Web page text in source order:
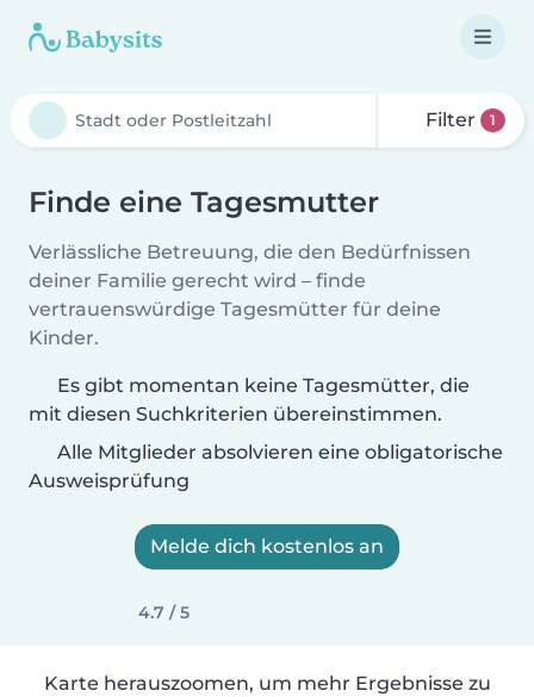
Filter 1
Finde eine Tagesmutter
Verlässliche Betreuung, die den Bedürfnissen
deiner Familie gerecht wird – finde
vertrauenswürdige Tagesmütter für deine
Kinder.
Es gibt momentan keine Tagesmütter, die
mit diesen Suchkriterien übereinstimmen.
Alle Mitglieder absolvieren eine obligatorische
Ausweisprüfung
Melde dich kostenlos an
4.7 / 5
Karte herauszoomen, um mehr Ergebnisse zu